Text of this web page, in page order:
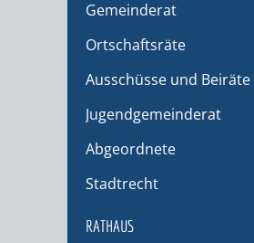
Gemeinderat
Ortschaftsräte
Ausschüsse und Beiräte
Jugendgemeinderat
Abgeordnete
Stadtrecht
RATHAUS